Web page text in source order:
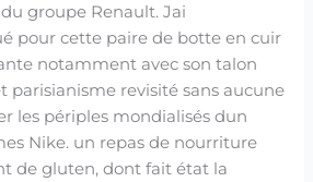
groupe Renault. Jai
pour cette paire de botte en cuir
notamment avec son talon
parisianisme revisité sans aucune
les périples mondialisés dun
Nike. un repas de nourriture
de gluten, dont fait état la